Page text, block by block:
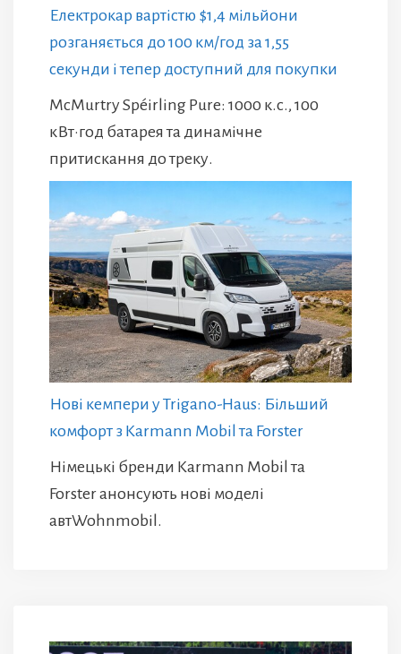
Електрокар вартістю $1,4 мільйони
розганяється до 100 км/год за 1,55
секунди і тепер доступний для покупки
McMurtry Spéirling Pure: 1000 к.с., 100
кВт·год батарея та динамічне
притискання до треку.
Нові кемпери у Trigano-Haus: Більший
комфорт з Karmann Mobil та Forster
Німецькі бренди Karmann Mobil та
Forster анонсують нові моделі
автWohnmobil.